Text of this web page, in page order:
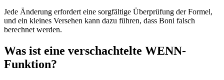
Jede Änderung erfordert eine sorgfältige Überprüfung der Formel,
und ein kleines Versehen kann dazu führen, dass Boni falsch
berechnet werden.
Was ist eine verschachtelte WENN-
Funktion?